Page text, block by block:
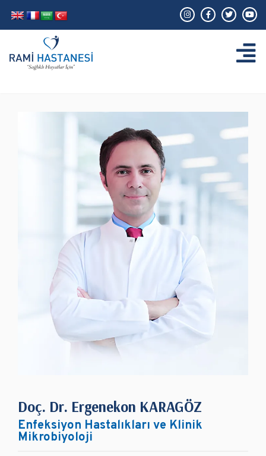
Doç. Dr. Ergenekon KARAGÖZ
Enfeksiyon Hastalıkları ve Klinik
Mikrobiyoloji